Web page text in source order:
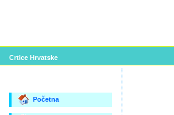
Crtice Hrvatske
Početna